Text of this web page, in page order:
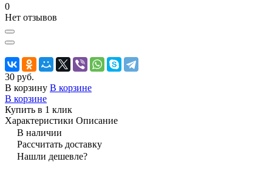
0
Нет отзывов
30 руб.
В корзину В корзине
В корзине
Купить в 1 клик
Характеристики Описание
В наличии
Рассчитать доставку
Нашли дешевле?